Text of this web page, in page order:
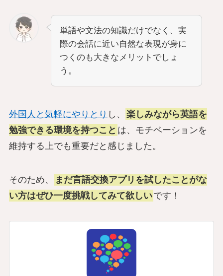
単語や文法の知識だけでなく、実
際の会話に近い自然な表現が身に
つくのも大きなメリットでしょ
う。
外国人と気軽にやりとり し、
楽しみながら英語を
勉強できる環境を持つこと は、モチベーションを
維持する上でも重要だと感じました。
そのため、
まだ言語交換アプリを試したことがな
い方はぜひ一度挑戦してみて欲しいです！